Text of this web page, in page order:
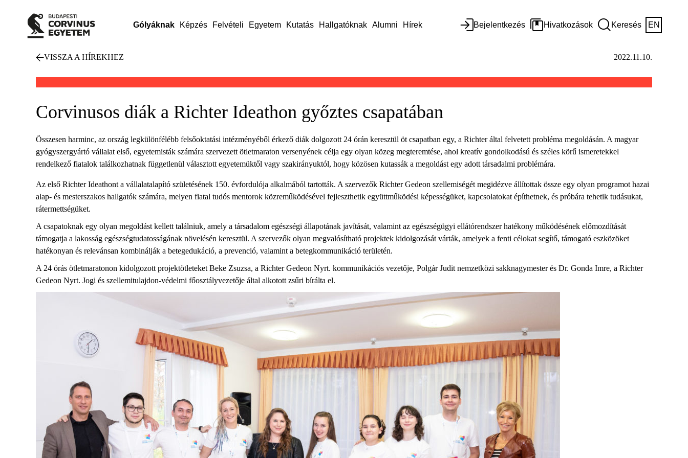
Gólyáknak Képzés Felvételi Egyetem Kutatás Hallgatóknak Alumni Hírek Bejelentkezés Hivatkozások Keresés EN
VISSZA A HÍREKHEZ 2022.11.10.
Corvinusos diák a Richter Ideathon győztes csapatában
Összesen harminc, az ország legkülönfélébb felsőoktatási intézményéből érkező diák dolgozott 24 órán keresztül öt csapatban egy, a Richter által felvetett probléma megoldásán. A magyar
gyógyszergyártó vállalat első, egyetemisták számára szervezett ötletmaraton versenyének célja egy olyan közeg megteremtése, ahol kreatív gondolkodású és széles körű ismeretekkel
rendelkező fiatalok találkozhatnak függetlenül választott egyetemüktől vagy szakirányuktól, hogy közösen kutassák a megoldást egy adott társadalmi problémára.
Az első Richter Ideathont a vállalatalapító születésének 150. évfordulója alkalmából tartották. A szervezők Richter Gedeon szellemiségét megidézve állítottak össze egy olyan programot hazai
alap- és mesterszakos hallgatók számára, melyen fiatal tudós mentorok közreműködésével fejleszthetik együttműködési képességüket, kapcsolatokat építhetnek, és próbára tehetik tudásukat,
rátermettségüket.
A csapatoknak egy olyan megoldást kellett találniuk, amely a társadalom egészségi állapotának javítását, valamint az egészségügyi ellátórendszer hatékony működésének előmozdítását
támogatja a lakosság egészségtudatosságának növelésén keresztül. A szervezők olyan megvalósítható projektek kidolgozását várták, amelyek a fenti célokat segítő, támogató eszközöket
hatékonyan és relevánsan kombinálják a betegedukáció, a prevenció, valamint a betegkommunikáció területén.
A 24 órás ötletmaratonon kidolgozott projektötleteket Beke Zsuzsa, a Richter Gedeon Nyrt. kommunikációs vezetője, Polgár Judit nemzetközi sakknagymester és Dr. Gonda Imre, a Richter
Gedeon Nyrt. Jogi és szellemitulajdon-védelmi főosztályvezetője által alkotott zsűri bírálta el.